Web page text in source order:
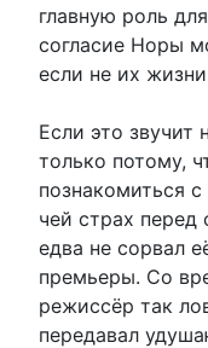
главную роль
согласие Норы
если не их
Если это звучит
только потому,
познакомиться
чей страх перед
едва не сорвал
премьеры. Со
режиссёр так
передавал